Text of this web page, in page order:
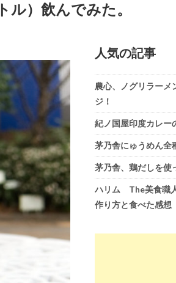
）飲んでみた。
人気の記事
農心、ノグリラーメ
ジ！
紀ノ国屋印度カレー
茅乃舎にゅうめん全
茅乃舎、鶏だしを使
ハリム The美食職
作り方と食べた感想